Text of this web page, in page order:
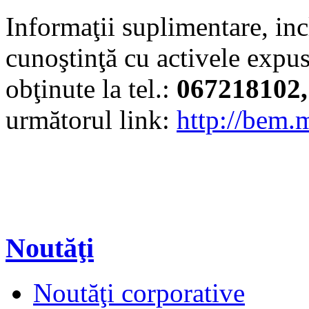
Informaţii suplimentare,
cunoştinţă cu activele
obţinute la tel.:
următorul link: http://
Noutăţi
Noutăţi corporative